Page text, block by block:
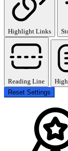
Highlight Links
Reading Line
Reset Settings